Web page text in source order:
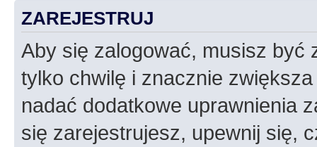
ZAREJESTRUJ
Aby się zalogować, musisz być
tylko chwilę i znacznie
nadać dodatkowe uprawnienia
się zarejestrujesz, upewnij się,